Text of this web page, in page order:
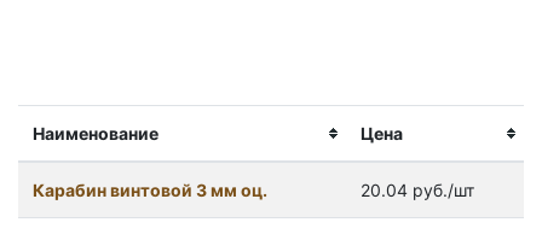
Наименование Цена
Карабин винтовой 3 мм оц. 20.04 руб./шт